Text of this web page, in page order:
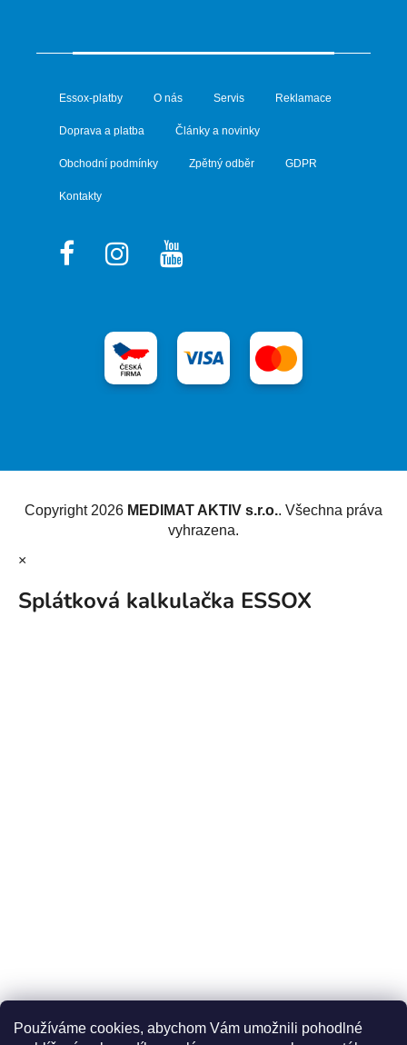
Používáme cookies, abychom Vám umožnili pohodlné
Essox-platby O nás Servis Reklamace
Doprava a platba Články a novinky
Obchodní podmínky Zpětný odběr GDPR
Kontakty
Copyright 2026 MEDIMAT AKTIV s.r.o.. Všechna práva
vyhrazena.
×
Splátková kalkulačka ESSOX